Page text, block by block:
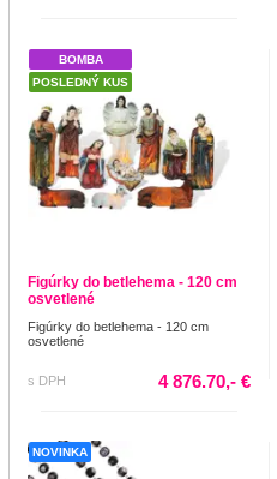
BOMBA
POSLEDNÝ KUS
Figúrky do betlehema - 120 cm
osvetlené
Figúrky do betlehema - 120 cm
osvetlené
s DPH 4 876.70,- €
NOVINKA